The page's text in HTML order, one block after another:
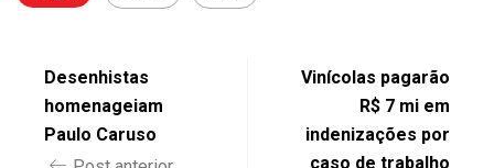
Desenhistas
homenageiam
Paulo Caruso
Vinícolas pagarão
R$ 7 mi em
indenizações por
caso de trabalho